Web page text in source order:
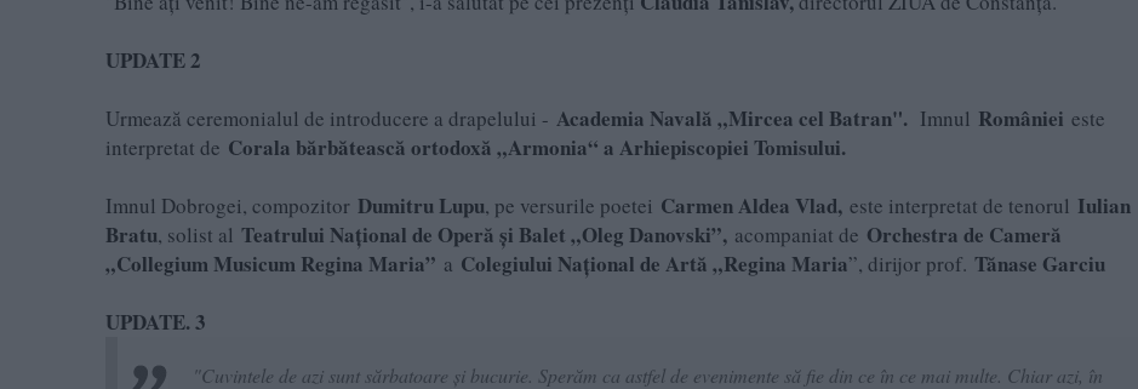
UPDATE 2
Urmează ceremonialul de introducere a drapelului - Academia Navală „Mircea cel Batran". Imnul României este
interpretat de Corala bărbătească ortodoxă „Armonia“ a Arhiepiscopiei Tomisului.
Imnul Dobrogei, compozitor Dumitru Lupu, pe versurile poetei Carmen Aldea Vlad, este interpretat de tenorul Iulian
Bratu, solist al Teatrului Naţional de Operă și Balet „Oleg Danovski”, acompaniat de Orchestra de Cameră
„Collegium Musicum Regina Maria” a Colegiului Naţional de Artă „Regina Maria”, dirijor prof. Tănase Garciu
UPDATE. 3
"Cuvintele de azi sunt sărbatoare și bucurie. Sperăm ca astfel de evenimente să fie din ce în ce mai multe. Chiar azi, în